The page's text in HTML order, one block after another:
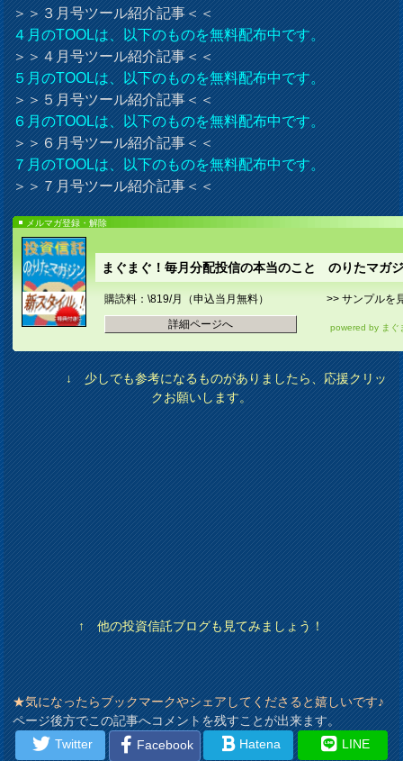
＞＞３月号ツール紹介記事＜＜
４月のTOOLは、以下のものを無料配布中です。
＞＞４月号ツール紹介記事＜＜
５月のTOOLは、以下のものを無料配布中です。
＞＞５月号ツール紹介記事＜＜
６月のTOOLは、以下のものを無料配布中です。
＞＞６月号ツール紹介記事＜＜
７月のTOOLは、以下のものを無料配布中です。
＞＞７月号ツール紹介記事＜＜
メルマガ登録・解除
まぐまぐ！毎月分配投信の本当のこと のりたマガ
購読料：\819/月 （申込当月無料） >>サンプルを
詳細ページへ
powered by まぐ
↓ 少しでも参考になるものがありましたら、応援クリッ
クお願いします。
↑ 他の投資信託ブログも見てみましょう！
★気になったらブックマークやシェアしてくださると嬉しいです♪
ページ後方でこの記事へコメントを残すことが出来ます。
Twitter
Facebook Hatena LINE